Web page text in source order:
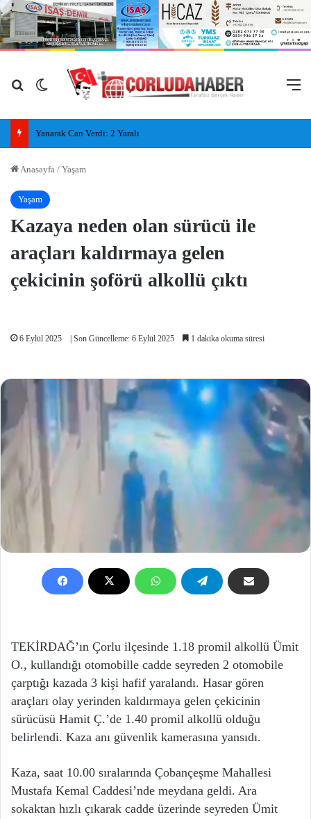
Arama yap ...
Dış görünümü değiştir
Tekirdağ ‘öğrenci dostu’ kentler arasında 8’inci sıraya yükseldi
Anasayfa / Yaşam
Yaşam
Kazaya neden olan sürücü ile
araçları kaldırmaya gelen
çekicinin şoförü alkollü çıktı
6 Eylül 2025 | Son Güncelleme: 6 Eylül 2025 1 dakika okuma süresi
TEKİRDAĞ’ın Çorlu ilçesinde 1.18 promil alkollü Ümit
O., kullandığı otomobille cadde seyreden 2 otomobile
çarptığı kazada 3 kişi hafif yaralandı. Hasar gören
araçları olay yerinden kaldırmaya gelen çekicinin
sürücüsü Hamit Ç.’de 1.40 promil alkollü olduğu
belirlendi. Kaza anı güvenlik kamerasına yansıdı.
Kaza, saat 10.00 sıralarında Çobançeşme Mahallesi
Mustafa Kemal Caddesi’nde meydana geldi. Ara
sokaktan hızlı çıkarak cadde üzerinde seyreden Ümit